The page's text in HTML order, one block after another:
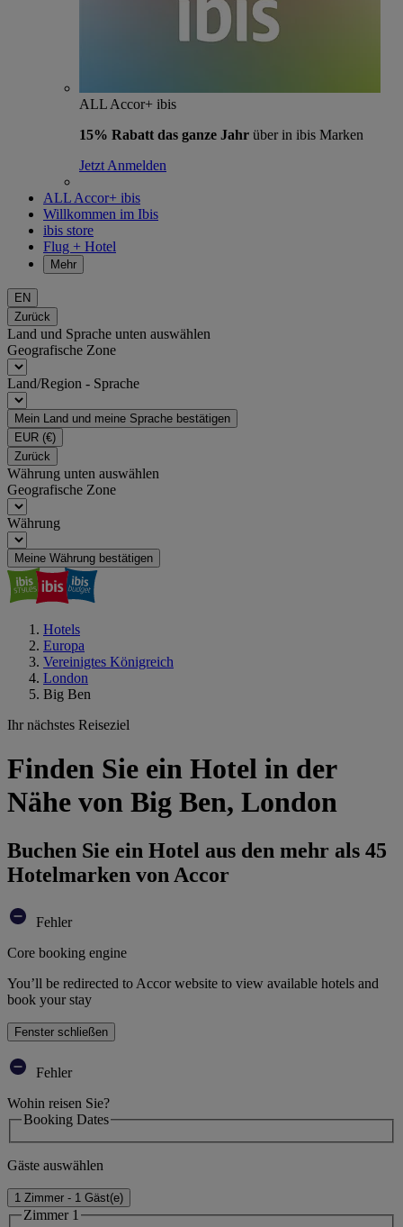
ALL Accor+ ibis
15% Rabatt das ganze Jahr über in ibis Marken
Jetzt Anmelden
ALL Accor+ ibis
Willkommen im Ibis
ibis store
Flug + Hotel
Mehr
EN
Zurück
Land und Sprache unten auswählen
Geografische Zone
Land/Region - Sprache
Mein Land und meine Sprache bestätigen
EUR (€)
Zurück
Währung unten auswählen
Geografische Zone
Währung
Meine Währung bestätigen
Hotels
Europa
Vereinigtes Königreich
London
Big Ben
Ihr nächstes Reiseziel
Finden Sie ein Hotel in der
Nähe von Big Ben, London
Buchen Sie ein Hotel aus den mehr als 45
Hotelmarken von Accor
Fehler
Core booking engine
You’ll be redirected to Accor website to view available hotels and
book your stay
Fenster schließen
Fehler
Wohin reisen Sie?
Booking Dates
Gäste auswählen
1 Zimmer - 1 Gäst(e)
Zimmer 1